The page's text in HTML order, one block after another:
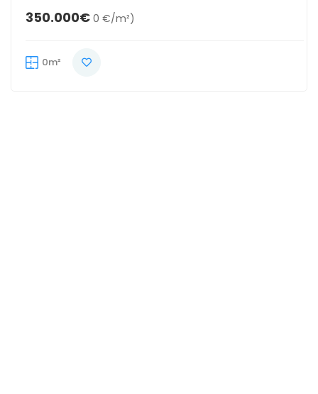
350.000€ 0 €/m²)
0m²